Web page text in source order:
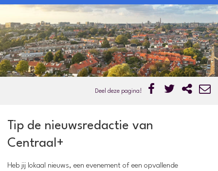
STRAKS:
Centraal + De Middagshow
15.00 - 17.00 uur
Vorig uur
uur 1 van 0 Volgend uur
Inklappen
Deel deze pagina!
Tip de nieuwsredactie van
Centraal+
Heb jij lokaal nieuws, een evenement of een opvallende